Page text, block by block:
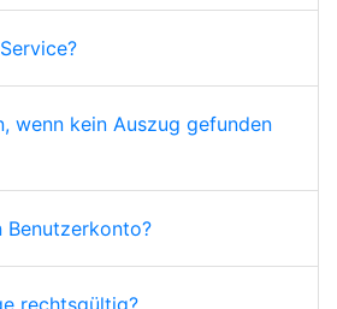
wenn kein Auszug gefunden
Benutzerkonto?
rechtsgültig?